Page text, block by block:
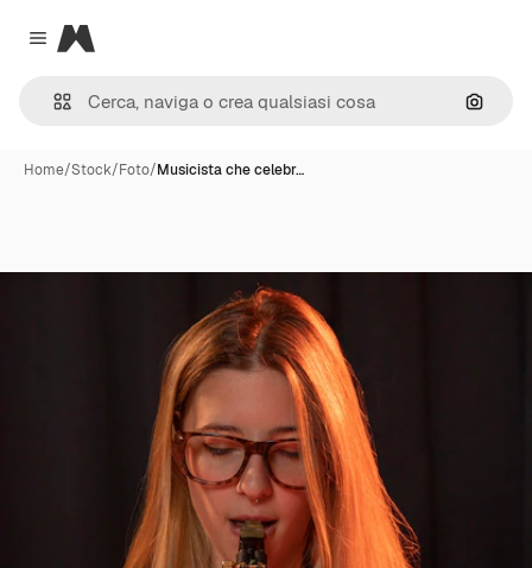
Close menu
Magnific
Cerca
Home/Stock/Foto/Musicista che celebr…